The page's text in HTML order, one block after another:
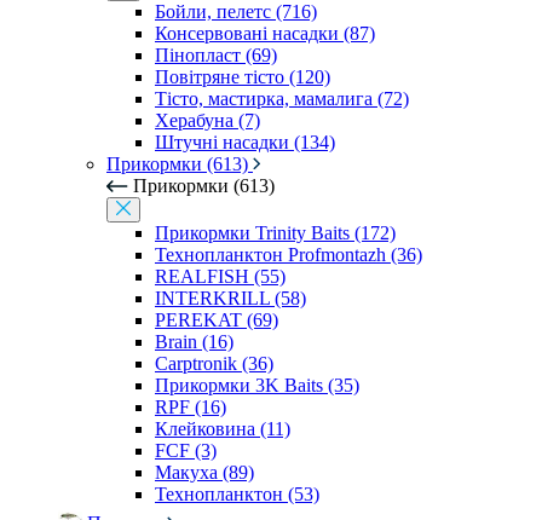
Бойли, пелетс (716)
Консервовані насадки (87)
Пінопласт (69)
Повітряне тісто (120)
Тісто, мастирка, мамалига (72)
Херабуна (7)
Штучні насадки (134)
Прикормки (613)
Прикормки (613)
Прикормки Trinity Baits (172)
Технопланктон Profmontazh (36)
REALFISH (55)
INTERKRILL (58)
PEREKAT (69)
Brain (16)
Carptronik (36)
Прикормки 3K Baits (35)
RPF (16)
Клейковина (11)
FCF (3)
Макуха (89)
Технопланктон (53)